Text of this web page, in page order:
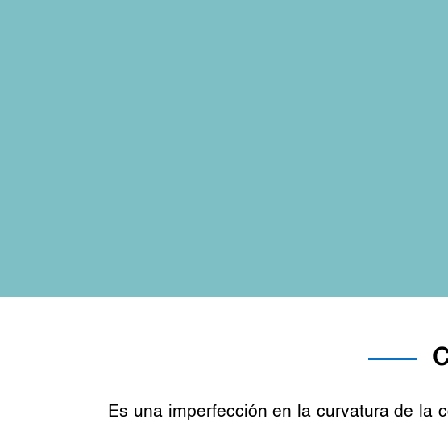
Es una imperfección en la curvatura de la